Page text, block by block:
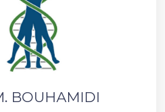
BOUHAMIDI